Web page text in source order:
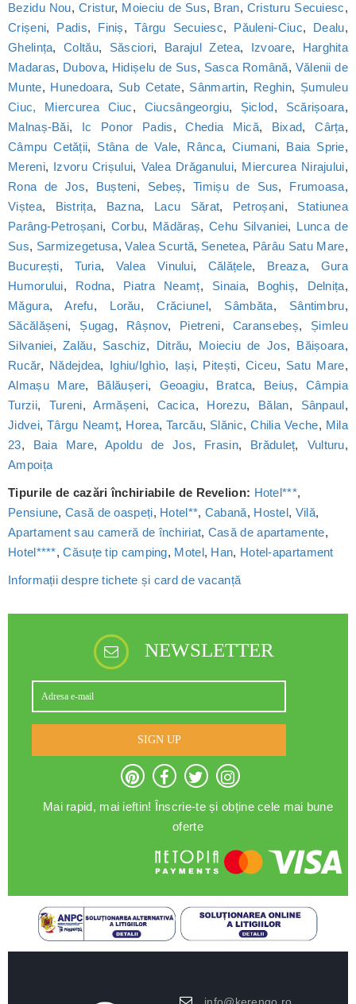
Bezidu Nou,Cristur, Moieciu de Sus, Bran, Cristuru Secuiesc,
Crișeni, Padis, Finiș,Târgu Secuiesc, Păuleni-Ciuc, Dealu,
Ghelința,Coltău, Săsciori, Barajul Zetea, Izvoare, Harghita
Madaras, Dubova, Hidișelu de Sus, Sasca Română, Vălenii de
Munte, Hunedoara, Sub Cetate, Sânmartin, Reghin, Șumuleu
Ciuc, Miercurea Ciuc, Ciucsângeorgiu, Șiclod, Scărișoara,
Malnaș-Băi, Ic Ponor Padis,Chedia Mică, Bixad,Cârța,
Câmpu Cetății, Stâna de Vale, Rânca,Ciumani, Baia Sprie,
Mereni, Izvoru Crișului, Valea Drăganului, Miercurea Nirajului,
Rona de Jos, Bușteni, Sebeș, Timișu de Sus, Frumoasa,
Viștea, Bistrița, Bazna, Lacu Sărat, Petroșani, Statiunea
Parâng-Petroșani, Corbu, Mădăraș, Cehu Silvaniei, Lunca de
Sus, Sarmizegetusa,Valea Scurtă, Senetea, Pârâu Satu Mare,
București, Turia, Valea Vinului, Călățele, Breaza, Gura
Humorului, Rodna, Piatra Neamț, Sinaia, Boghiș, Delnița,
Măgura,Arefu, Lorău,Crăciunel, Sâmbăta, Sântimbru,
Săcălășeni, Șugag, Râșnov, Pietreni, Caransebeș, Șimleu
Silvaniei,Zalău, Saschiz, Ditrău, Moieciu de Jos, Băișoara,
Rucăr, Nădejdea, Ighiu/Ighìo, Iași, Pitești,Ciceu, Satu Mare,
Almașu Mare, Bălăușeri, Geoagiu, Bratca, Beiuș,Câmpia
Turzii, Tureni,Armășeni, Cacica, Horezu, Bălan, Sânpaul,
Jidvei,Târgu Neamț, Horea,Tarcău, Slănic,Chilia Veche, Mila
23, Baia Mare,Apoldu de Jos, Frasin, Brăduleț, Vulturu,
Ampoița
Tipurile de cazări închiriabile de Revelion: Hotel***,
Pensiune,Casă de oaspeți, Hotel**, Cabană, Hostel, Vilă,
Apartament sau cameră de închiriat, Casă de apartamente,
Hotel****,Căsuțe tip camping, Motel, Han, Hotel-apartament
Informații despre tichete și card de vacanță
NEWSLETTER
SIGN UP
Mai rapid, mai ieftin! Înscrie-te și obține cele mai bune
oferte